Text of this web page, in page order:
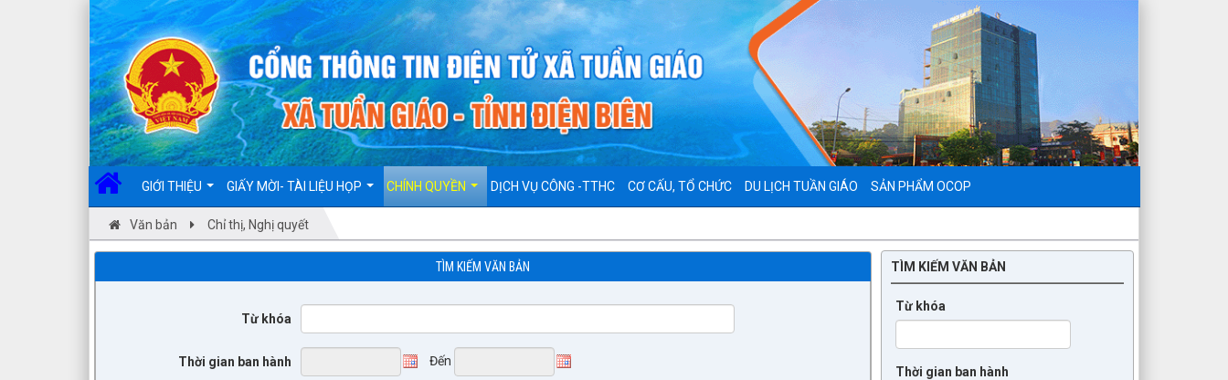
GIỚI THIỆU GIẤY MỜI- TÀI LIỆU HỌP CHÍNH QUYỀN DỊCH VỤ CÔNG -TTHC CƠ CẤU, TỔ CHỨC DU LỊCH TUẦN GIÁO SẢN PHẨM OCOP
Văn bản Chỉ thị, Nghị quyết
TÌM KIẾM VĂN BẢN
Từ khóa
Thời gian ban hành Đến
TÌM KIẾM VĂN BẢN
Từ khóa
Thời gian ban hành
Đã kết nối EMC